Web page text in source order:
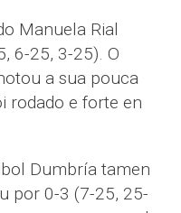
Manuela Rial
6-25, 3-25). O
a sua pouca
rodado e forte en
Dumbría tamen
por 0-3 (7-25, 25-